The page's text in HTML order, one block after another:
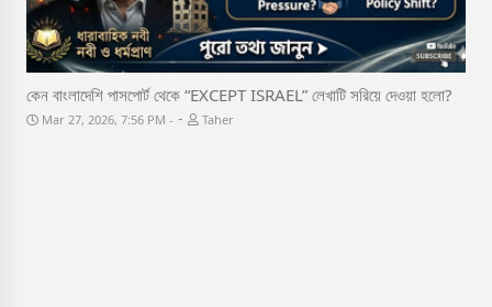
কেন বাংলাদেশি পাসপোর্ট থেকে “EXCEPT ISRAEL” লেখাটি সরিয়ে দেওয়া হলো?
Mar 27, 2026, 7:56 PM - Taher